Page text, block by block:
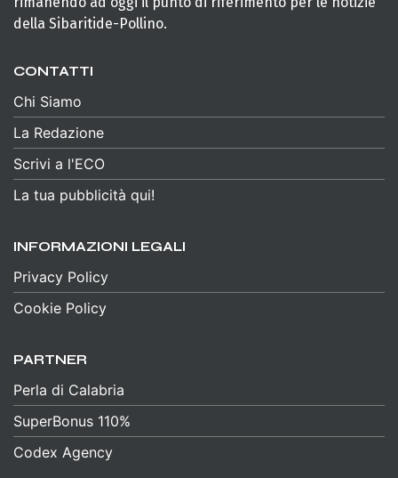
della Sibaritide-Pollino.
CONTATTI
Chi Siamo
La Redazione
Scrivi a l'ECO
La tua pubblicità qui!
INFORMAZIONI LEGALI
Privacy Policy
Cookie Policy
PARTNER
Perla di Calabria
SuperBonus 110%
Codex Agency